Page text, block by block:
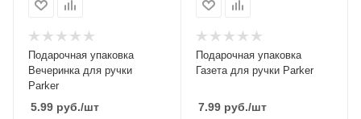
Подарочная упаковка
Вечеринка для ручки
Parker
5.99 руб./шт
Подарочная упаковка
Газета для ручки Parker
7.99руб./шт